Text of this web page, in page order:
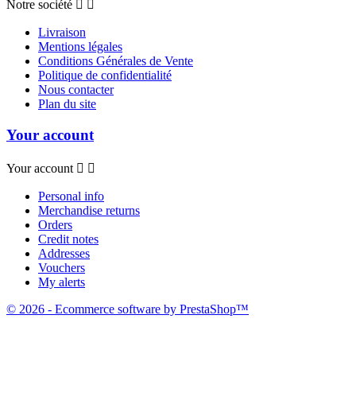
Notre société  
Livraison
Mentions légales
Conditions Générales de Vente
Politique de confidentialité
Nous contacter
Plan du site
Your account
Your account  
Personal info
Merchandise returns
Orders
Credit notes
Addresses
Vouchers
My alerts
© 2026 - Ecommerce software by PrestaShop™